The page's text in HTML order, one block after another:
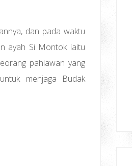
dan pada waktu
ayah Si Montok iaitu
pahlawan yang
menjaga Budak